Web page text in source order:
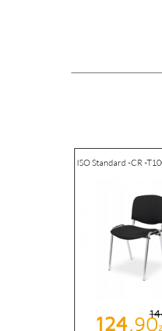
ISO Standard -CR -
Cena
Cena
124,90